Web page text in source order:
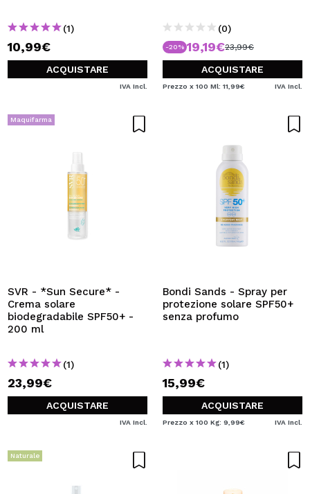
(1)
10,99€
ACQUISTARE
IVA Incl.
(0)
-20% 19,19€23,99€
ACQUISTARE
Prezzo x 100 Ml: 11,99€ IVA Incl.
Maquifarma
SVR - *Sun Secure* -
Crema solare
biodegradabile SPF50+ -
200 ml
(1)
23,99€
ACQUISTARE
IVA Incl.
Bondi Sands - Spray per
protezione solare SPF50+
senza profumo
(1)
15,99€
ACQUISTARE
Prezzo x 100 Kg: 9,99€ IVA Incl.
Naturale